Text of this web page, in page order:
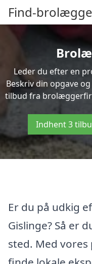
Find-
Leder du efter en
Beskriv din opgave
tilbud fra
Indhent 3
Er du på udkig
Gislinge? Så er
sted. Med